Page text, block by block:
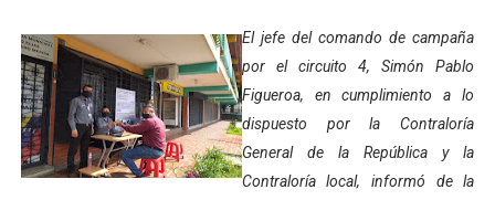
Hospital universitario muestra sus avances en visita
Instituto Nacional de Nutrición celebra Semana
Gobernación de Mérida fortalece el desarrollo
El jefe del comando de campaña
por el circuito 4, Simón Pablo
Figueroa, en cumplimiento a lo
dispuesto por la Contraloría
General de la República y la
Contraloría local, informó de la